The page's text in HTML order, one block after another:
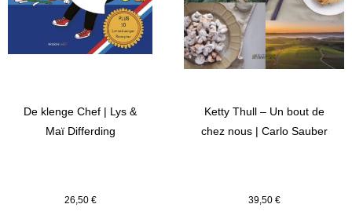
De klenge Chef | Lys &
Maï Differding
26,50 €
Ketty Thull – Un bout de
chez nous | Carlo Sauber
39,50 €